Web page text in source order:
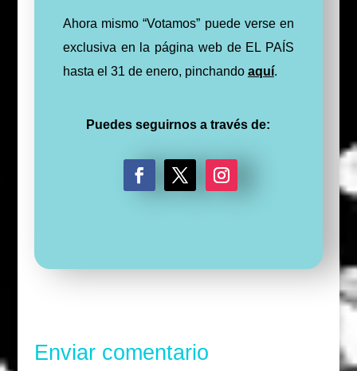
Ahora mismo “Votamos” puede verse en
exclusiva en la página web de EL PAÍS
hasta el 31 de enero, pinchando aquí.
Puedes seguirnos a través de:
Enviar comentario